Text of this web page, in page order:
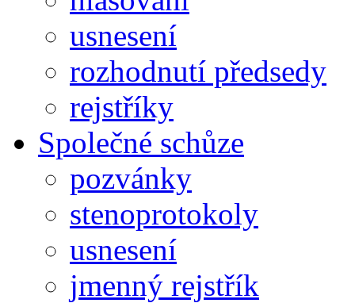
usnesení
rozhodnutí předsedy
rejstříky
Společné schůze
pozvánky
stenoprotokoly
usnesení
jmenný rejstřík